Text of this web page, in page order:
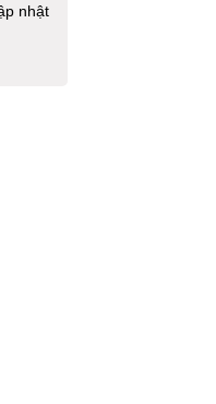
nhật